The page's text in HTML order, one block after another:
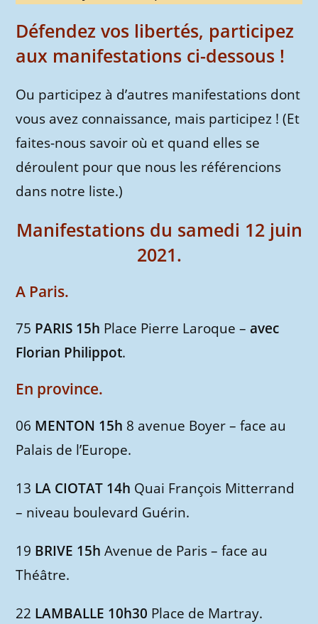
Défendez vos libertés, participez
aux manifestations ci-dessous !
Ou participez à d’autres manifestations dont
vous avez connaissance, mais participez ! (Et
faites-nous savoir où et quand elles se
déroulent pour que nous les référencions
dans notre liste.)
Manifestations du samedi 12 juin
2021.
A Paris.
75 PARIS 15h Place Pierre Laroque –avec
Florian Philippot.
En province.
06 MENTON 15h 8 avenue Boyer – face au
Palais de l’Europe.
13 LA CIOTAT 14h Quai François Mitterrand
– niveau boulevard Guérin.
19 BRIVE 15h Avenue de Paris – face au
Théâtre.
22 LAMBALLE 10h30 Place de Martray.